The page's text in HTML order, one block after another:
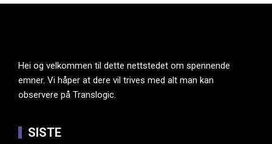
Hei og velkommen til dette nettstedet om spennende
emner. Vi håper at dere vil trives med alt man kan
observere på Translogic.
SISTE